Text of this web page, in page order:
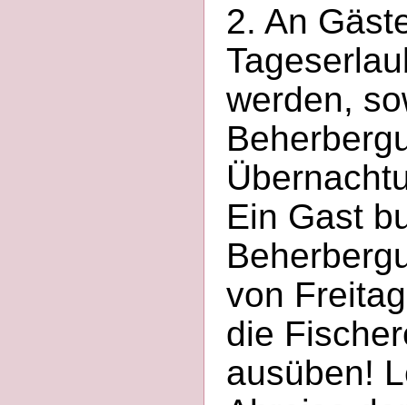
2. An
werden,
Ein Gast
von
die
ausüben!